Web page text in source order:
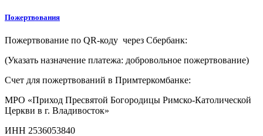
Пожертвования
Пожертвование по QR-коду через Сбербанк:
(Указать назначение платежа: добровольное пожертвование)
Счет для пожертвований в Примтеркомбанке:
МРО «Приход Пресвятой Богородицы Римско-Католической
Церкви в г. Владивосток»
ИНН 2536053840